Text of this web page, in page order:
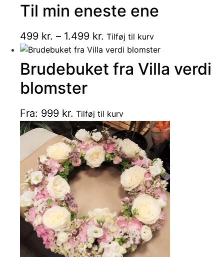
Til min eneste ene
499 kr. – 1.499 kr. Prisinterval:
499 kr.
til
Tilføj til kurvDette
vare
flere
på
varesiden
Brudebuket fra Villa verdi
blomster
Fra: 999 kr. Tilføj til kurvDette
vare
har
flere
varianter.
Mulighederne
kan
vælges
på
varesiden